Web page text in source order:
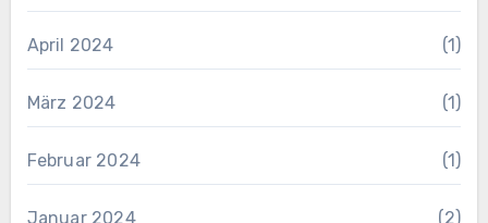
April 2024 (1)
März 2024 (1)
Februar 2024 (1)
Januar 2024 (2)